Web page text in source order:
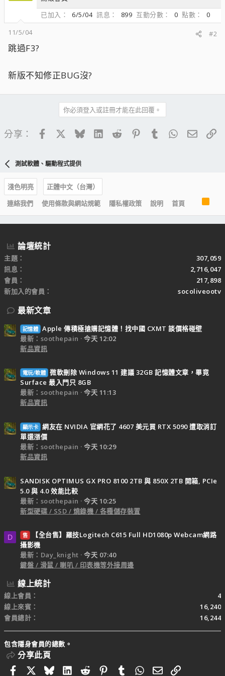
已加入
6/5/04 訊息 899 互動分數 0 點數
0
11/5/04
#2
跳過F3?
新版不知修正BUG沒?
你必須登入或註冊才能在此回覆。
分享： FacebookBlueskyLinkedIn
Reddit PinterestTumblrWhatsApp
電子
測試軟體、驅動程式提供
淺色明亮
正體中文（台灣）
連絡我們
使用條款與網站規範 隱私權政策 說明 首頁
S
論壇統計
主題
307,059
訊息
2,716,047
會員
217,898
新加入的會員
socoliveootv
最新文章
記憶體 Apple 傳積極搶購記憶體！找中國 CXMT 談價格碰壁
最新：soothepain
今天 12:02
新品資訊
電玩/軟體 微軟刪除 Windows 11 建議 32GB 記憶體文章，畢竟
Surface 最入門只 8GB
最新：soothepain
今天 11:13
新品資訊
顯示卡 網友在 NVIDIA 官網花了 4607 美元買 RTX 5090 遭取消訂
單還漲價
最新：soothepain
今天 10:29
新品資訊
SANDISK OPTIMUS GX PRO 8100 2TB 與 850X 2TB 開箱, PCIe
5.0 與 4.0 效能比較
最新：soothepain
今天 10:25
新型硬碟 / SSD / 燒錄機 / 各種儲存裝置
D 售
【全台售】羅技Logitech C615 Full HD1080p Webcam網路
攝影機
最新：Day_knight
今天 07:40
鍵盤 / 滑鼠 / 喇叭 / 印表機等外接周邊
線上統計
線上會員
4
線上來賓
16,240
會員總計
16,244
包含隱身會員的總數。
分享此頁
FacebookBlueskyLinkedIn
RedditPinterestTumblrWhatsApp
電子郵件
連結